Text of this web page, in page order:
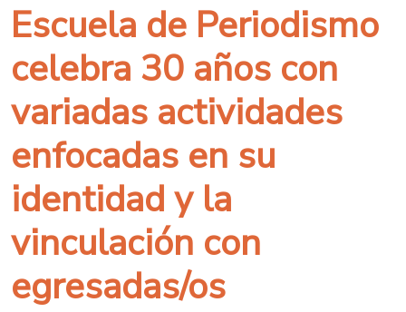
Escuela de Periodismo
celebra 30 años con
variadas actividades
enfocadas en su
identidad y la
vinculación con
egresadas/os